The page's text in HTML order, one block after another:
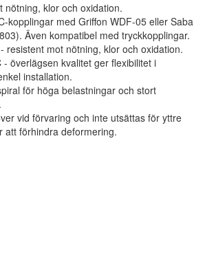
nötning, klor och oxidation.
kopplingar med Griffon WDF-05 eller Saba
Även kompatibel med tryckkopplingar.
resistent mot nötning, klor och oxidation.
- överlägsen kvalitet ger flexibilitet i
installation.
för höga belastningar och stort
vid förvaring och inte utsättas för yttre
att förhindra deformering.